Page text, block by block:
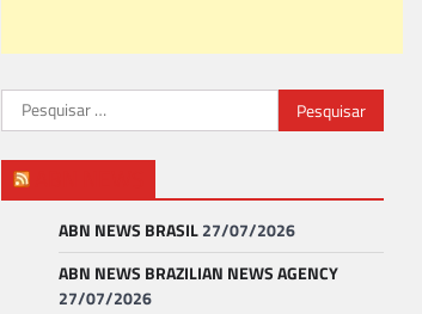
Pesquisar
por:
ABN NEWS BRASIL27/07/2026
ABN NEWS BRAZILIAN NEWS AGENCY
27/07/2026